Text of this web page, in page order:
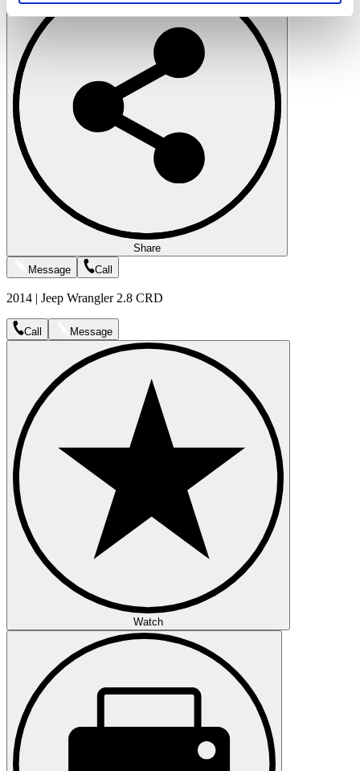
soziale Medien, Werbung und Analysen weiter. Unsere
Partner führen diese Informationen möglicherweise mit
weiteren Daten zusammen, die Sie ihnen bereitgestellt
haben oder die sie im Rahmen Ihrer Nutzung der Dienste
gesammelt haben.Datenschutzerklärung
Share
Message
Call
2014 | Jeep Wrangler 2.8 CRD
Call Message
Watch